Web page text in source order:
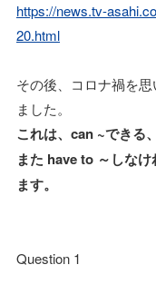
https://news.tv-
20.html
その後、コロナ禍を
ました。
これは、can ~できる
また have to ～しな
ます。
Question 1